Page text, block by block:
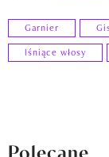
Garnier
lśniące włosy
Polecane